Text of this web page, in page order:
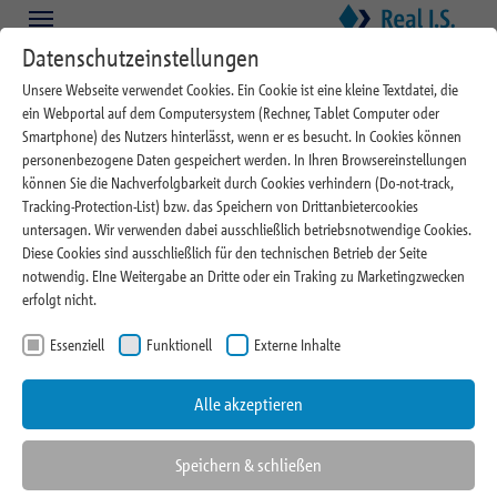
Zum Hauptinhalt springen
Skip to page footer
Unternehmens-News – Pressemitteilungen
Alles von Relevanz und Aktualität
17.09.2024
Real I.S. Research Realometer: Chancen und
Risiken in den Immobilienmärkten
Real I.S. beruft Franz Krewel in den Vorstand
Real I.S. vermietet rund 350 Quadratmeter
Einzelhandelsfläche im GLEISKARREE in
Datenschutzeinstellungen
Unsere Webseite verwendet Cookies. Ein Cookie ist eine kleine Textdatei, die
ein Webportal auf dem Computersystem (Rechner, Tablet Computer oder
Smartphone) des Nutzers hinterlässt, wenn er es besucht. In Cookies können
personenbezogene Daten gespeichert werden. In Ihren Browsereinstellungen
können Sie die Nachverfolgbarkeit durch Cookies verhindern (Do-not-track,
Tracking-Protection-List) bzw. das Speichern von Drittanbietercookies
untersagen. Wir verwenden dabei ausschließlich betriebsnotwendige Cookies.
Diese Cookies sind ausschließlich für den technischen Betrieb der Seite
notwendig. EIne Weitergabe an Dritte oder ein Traking zu Marketingzwecken
erfolgt nicht.
Essenziell Funktionell Externe Inhalte
Alle akzeptieren
Speichern & schließen